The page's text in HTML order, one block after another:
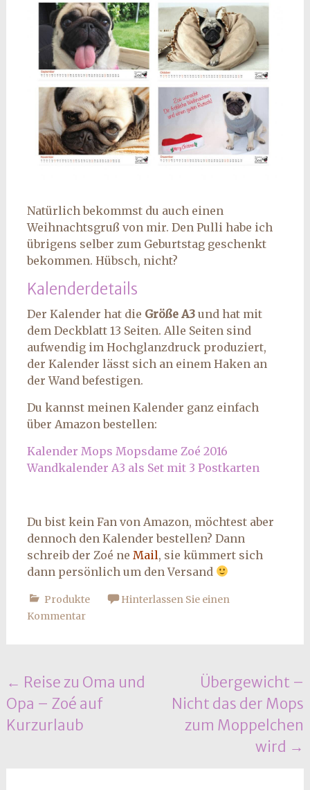
Natürlich bekommst du auch einen
Weihnachtsgruß von mir. Den Pulli habe ich
übrigens selber zum Geburtstag geschenkt
bekommen. Hübsch, nicht?
Kalenderdetails
Der Kalender hat die Größe A3und hat mit
dem Deckblatt 13 Seiten. Alle Seiten sind
aufwendig im Hochglanzdruck produziert,
der Kalender lässt sich an einem Haken an
der Wand befestigen.
Du kannst meinen Kalender ganz einfach
über Amazon bestellen:
Kalender Mops Mopsdame Zoé 2016
Wandkalender A3 als Set mit 3 Postkarten
Du bist kein Fan von Amazon, möchtest aber
dennoch den Kalender bestellen? Dann
schreib der Zoé ne Mail, sie kümmert sich
dann persönlich um den Versand
Produkte
Hinterlassen Sie einen
Kommentar
Beitrags
Navigation
← Reise zu Oma und
Opa – Zoé auf
Kurzurlaub
Übergewicht –
Nicht das der Mops
zum Moppelchen
wird →